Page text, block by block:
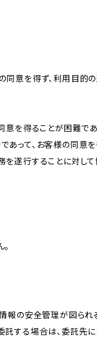
同意を得ず、利用目
意を得ることが困難で
って、お客様の同意
遂行することに対し
報の安全管理が図られ
する場合は、委託先